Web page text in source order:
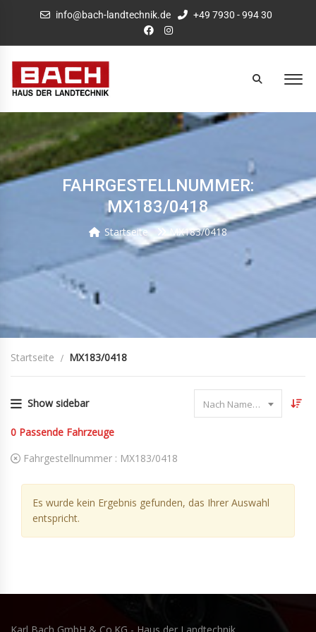
info@bach-landtechnik.de +49 7930 - 994 30
FAHRGESTELLNUMMER:
MX183/0418
Startseite MX183/0418
Startseite MX183/0418
Show sidebar Nach Name sortieren
0 Passende Fahrzeuge
Fahrgestellnummer : MX183/0418
Es wurde kein Ergebnis gefunden, das Ihrer Auswahl
entspricht.